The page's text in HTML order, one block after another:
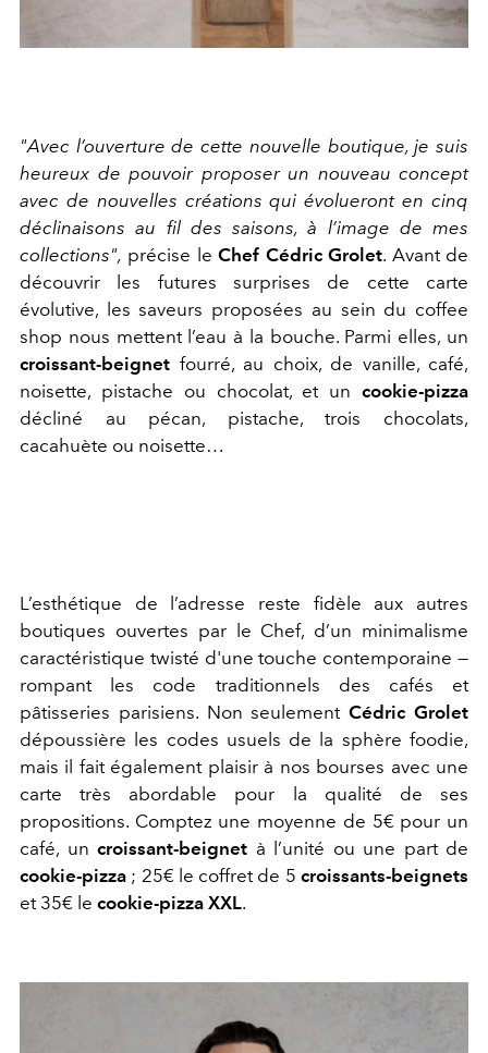
"Avec l’ouverture de cette nouvelle boutique, je suis
heureux de pouvoir proposer un nouveau concept
avec de nouvelles créations qui évolueront en cinq
déclinaisons au fil des saisons, à l’image de mes
collections", précise leChef Cédric Grolet. Avant de
découvrir les futures surprises de cette carte
évolutive, les saveurs proposées au sein du coffee
shop nous mettent l’eau à la bouche. Parmi elles, un
croissant-beignet fourré, au choix, de vanille, café,
noisette, pistache ou chocolat, et un cookie-pizza
décliné au pécan, pistache, trois chocolats,
cacahuète ou noisette…
L’esthétique de l’adresse reste fidèle aux autres
boutiques ouvertes par le Chef, d’un minimalisme
caractéristique twisté d'une touche contemporaine —
rompant les code traditionnels des cafés et
pâtisseries parisiens. Non seulementCédric Grolet
dépoussière les codes usuels de la sphère foodie,
mais il fait également plaisir à nos bourses avec une
carte très abordable pour la qualité de ses
propositions. Comptez une moyenne de 5€ pour un
café, un croissant-beignet à l’unité ou une part de
cookie-pizza ; 25€ le coffret de 5 croissants-beignets
et 35€ le cookie-pizza XXL.